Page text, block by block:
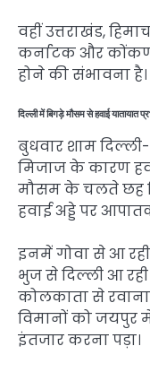
वहीं उत्तराखंड,
कर्नाटक और कोंकण-
होने की संभावना है।
दिल्ली में बिगड़े मौसम से हवाई यातायात
बुधवार शाम
मिजाज के कारण
मौसम के चलते छह
हवाई अड्डे पर
इनमें गोवा से आ
भुज से दिल्ली आ
कोलकाता से
विमानों को
इंतजार करना पड़ा।